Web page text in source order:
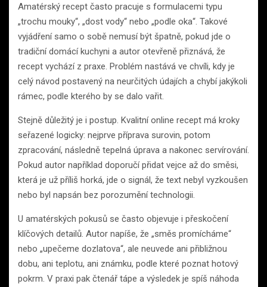
Amatérský recept často pracuje s formulacemi typu
„trochu mouky“, „dost vody“ nebo „podle oka“. Takové
vyjádření samo o sobě nemusí být špatně, pokud jde o
tradiční domácí kuchyni a autor otevřeně přiznává, že
recept vychází z praxe. Problém nastává ve chvíli, kdy je
celý návod postavený na neurčitých údajích a chybí jakýkoli
rámec, podle kterého by se dalo vařit.
Stejně důležitý je i postup. Kvalitní online recept má kroky
seřazené logicky: nejprve příprava surovin, potom
zpracování, následně tepelná úprava a nakonec servírování.
Pokud autor například doporučí přidat vejce až do směsi,
která je už příliš horká, jde o signál, že text nebyl vyzkoušen
nebo byl napsán bez porozumění technologii.
U amatérských pokusů se často objevuje i přeskočení
klíčových detailů. Autor napíše, že „směs promícháme“
nebo „upečeme dozlatova“, ale neuvede ani přibližnou
dobu, ani teplotu, ani známku, podle které poznat hotový
pokrm. V praxi pak čtenář tápe a výsledek je spíš náhoda